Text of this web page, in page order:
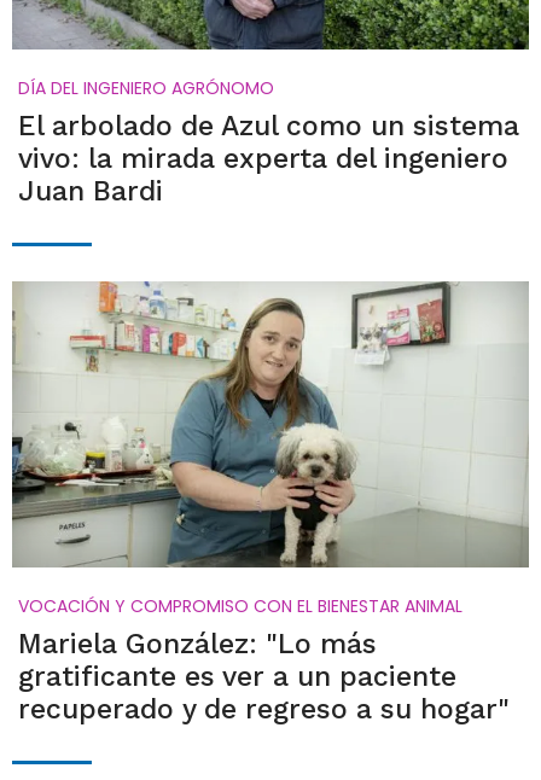
DÍA DEL INGENIERO AGRÓNOMO
El arbolado de Azul como un sistema
vivo: la mirada experta del ingeniero
Juan Bardi
VOCACIÓN Y COMPROMISO CON EL BIENESTAR ANIMAL
Mariela González: "Lo más
gratificante es ver a un paciente
recuperado y de regreso a su hogar"